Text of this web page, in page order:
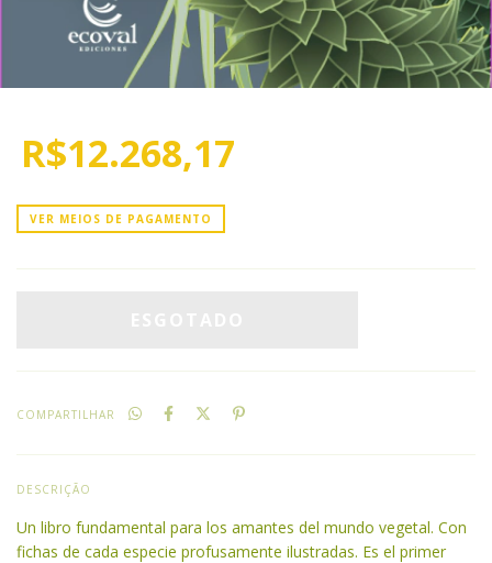
R$12.268,17
VER MEIOS DE PAGAMENTO
COMPARTILHAR
DESCRIÇÃO
Un libro fundamental para los amantes del mundo vegetal. Con
fichas de cada especie profusamente ilustradas. Es el primer